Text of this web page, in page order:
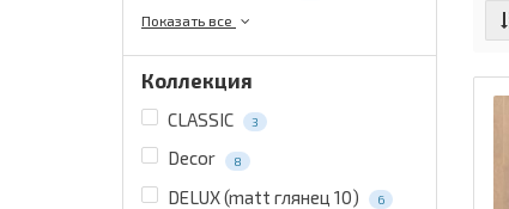
Показать все
Коллекция
CLASSIC 3
Decor 8
DELUX (matt глянец 10) 6